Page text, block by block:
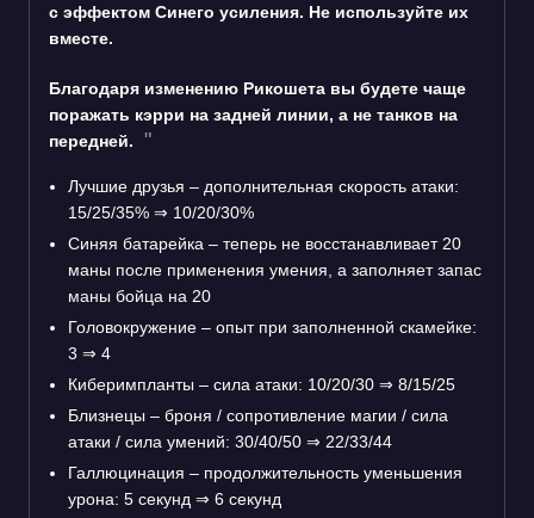
с эффектом Синего усиления. Не используйте их
вместе.
Благодаря изменению Рикошета вы будете чаще
поражать кэрри на задней линии, а не танков на
передней.
Лучшие друзья – дополнительная скорость атаки:
15/25/35% ⇒ 10/20/30%
Синяя батарейка – теперь не восстанавливает 20
маны после применения умения, а заполняет запас
маны бойца на 20
Головокружение – опыт при заполненной скамейке:
3 ⇒ 4
Киберимпланты – сила атаки: 10/20/30 ⇒ 8/15/25
Близнецы – броня / сопротивление магии / сила
атаки / сила умений: 30/40/50 ⇒ 22/33/44
Галлюцинация – продолжительность уменьшения
урона: 5 секунд ⇒ 6 секунд